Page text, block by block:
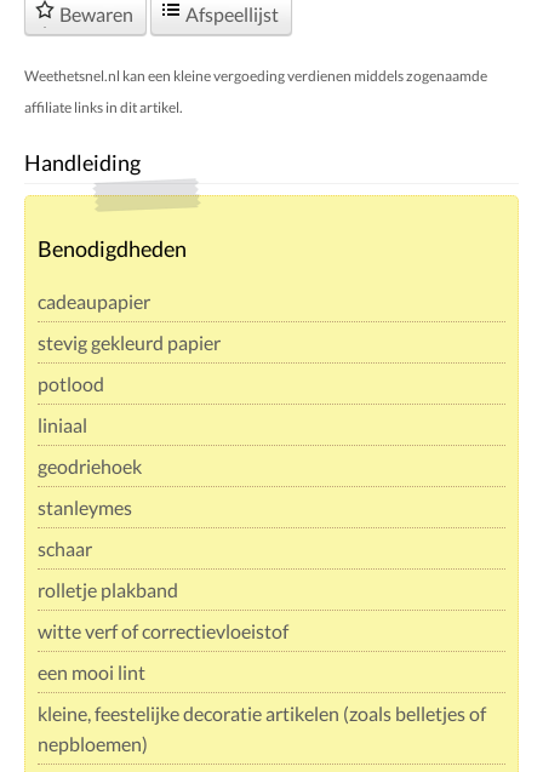
Bewaren Afspeellijst
Weethetsnel.nl kan een kleine vergoeding verdienen middels zogenaamde
affiliate links in dit artikel.
Handleiding
Benodigdheden
cadeaupapier
stevig gekleurd papier
potlood
liniaal
geodriehoek
stanleymes
schaar
rolletje plakband
witte verf of correctievloeistof
een mooi lint
kleine, feestelijke decoratie artikelen (zoals belletjes of
nepbloemen)